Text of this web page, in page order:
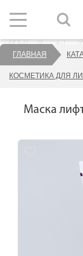
ГЛАВНАЯ
КОСМЕТИКА ДЛЯ ЛИЦА
Маска